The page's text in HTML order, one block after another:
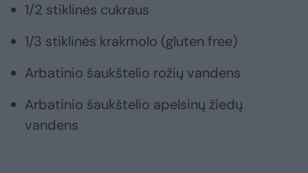
1/2 stiklinės cukraus
1/3 stiklinės krakmolo (gluten free)
Arbatinio šaukštelio rožių vandens
Arbatinio šaukštelio apelsinų žiedų
vandens